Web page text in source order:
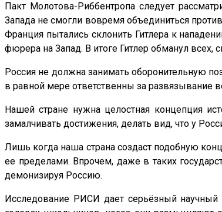
Пакт Молотова-Риббентропа следует
Запада не смогли вовремя объединиться
Франция пытались склонить Гитлера к
фюрера на Запад. В итоге Гитлер обманул всех,
Россия не должна занимать оборонительную
в равной мере ответственны за
Нашей стране нужна целостная концепция
замалчивать достижения, делать вид, что у
Лишь когда наша страна создаст подобную
ее пределами. Впрочем, даже в таких
демонизируя Россию.
Исследование РИСИ дает серьёзный научный